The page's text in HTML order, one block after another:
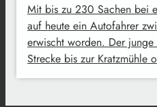
Mit bis zu 230 Sachen bei
auf heute ein Autofahrer
erwischt worden. Der
Strecke bis zur Kratzmühle